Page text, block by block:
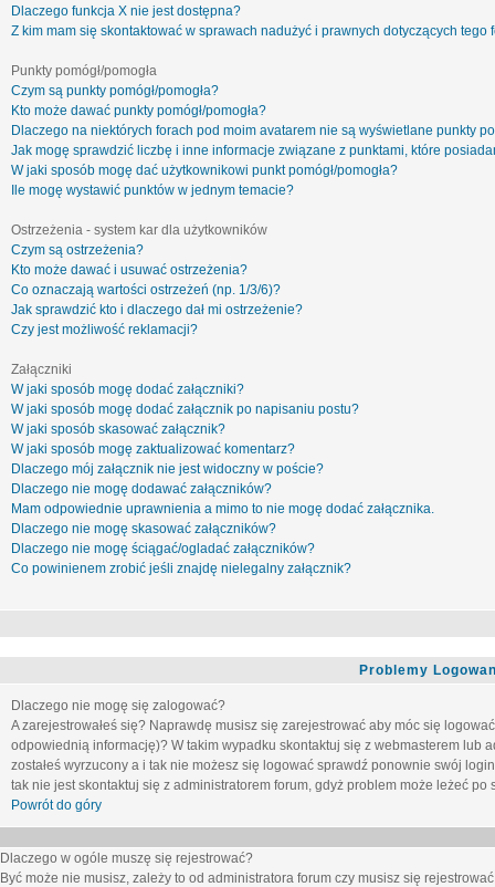
Dlaczego funkcja X nie jest dostępna?
Z kim mam się skontaktować w sprawach nadużyć i prawnych dotyczących tego
Punkty pomógł/pomogła
Czym są punkty pomógł/pomogła?
Kto może dawać punkty pomógł/pomogła?
Dlaczego na niektórych forach pod moim avatarem nie są wyświetlane punkty
Jak mogę sprawdzić liczbę i inne informacje związane z punktami, które
W jaki sposób mogę dać użytkownikowi punkt pomógł/pomogła?
Ile mogę wystawić punktów w jednym temacie?
Ostrzeżenia - system kar dla użytkowników
Czym są ostrzeżenia?
Kto może dawać i usuwać ostrzeżenia?
Co oznaczają wartości ostrzeżeń (np. 1/3/6)?
Jak sprawdzić kto i dlaczego dał mi ostrzeżenie?
Czy jest możliwość reklamacji?
Załączniki
W jaki sposób mogę dodać załączniki?
W jaki sposób mogę dodać załącznik po napisaniu postu?
W jaki sposób skasować załącznik?
W jaki sposób mogę zaktualizować komentarz?
Dlaczego mój załącznik nie jest widoczny w poście?
Dlaczego nie mogę dodawać załączników?
Mam odpowiednie uprawnienia a mimo to nie mogę dodać załącznika.
Dlaczego nie mogę skasować załączników?
Dlaczego nie mogę ściągać/ogladać załączników?
Co powinienem zrobić jeśli znajdę nielegalny załącznik?
Problemy
Dlaczego nie mogę się zalogować?
A zarejestrowałeś się? Naprawdę musisz się zarejestrować aby móc się
odpowiednią informację)? W takim wypadku skontaktuj się z webmasterem lub
zostałeś wyrzucony a i tak nie możesz się logować sprawdź ponownie swój
tak nie jest skontaktuj się z administratorem forum, gdyż problem może leżeć po
Powrót do góry
Dlaczego w ogóle muszę się rejestrować?
Być może nie musisz, zależy to od administratora forum czy musisz się